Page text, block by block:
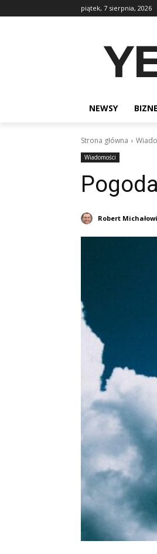
piątek, 7 sierpnia, 2026
NEWSY
Strona główna
Wiadomości
Robert